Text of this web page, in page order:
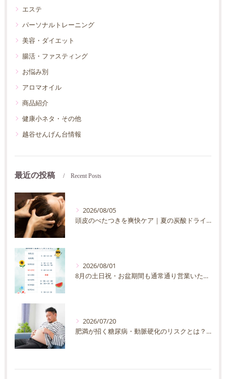
エステ
パーソナルトレーニング
美容・ダイエット
腸活・ファスティング
お悩み別
アロマオイル
商品紹介
健康小ネタ・その他
越谷せんげん台情報
最近の投稿 Recent Posts
2026/08/05
頭皮のべたつきを爽快ケア｜夏の炭酸ドライヘッドスパ完全ガイド
2026/08/01
8月の土日祝・お盆期間も通常通り営業いたします
2026/07/20
肥満が招く糖尿病・動脈硬化のリスクとは？30代40代男性が今すぐ始めたい予防法を徹底解説